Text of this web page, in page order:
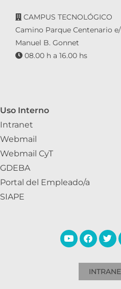
CAMPUS TECNOLÓGICO
Camino Parque Centenario
Manuel B. Gonnet
08.00 h a 16.00 hs
Uso Interno
Intranet
Webmail
Webmail CyT
GDEBA
Portal del Empleado/a
SIAPE